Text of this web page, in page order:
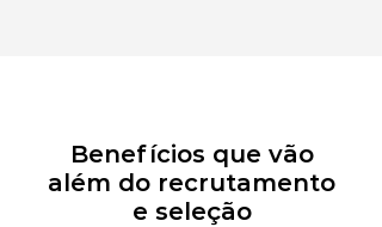
Benefícios que vão
além do recrutamento
e seleção